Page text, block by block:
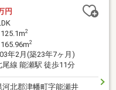
住宅とぜひ比較してご検
円
2
2
年2月(築23年7ヶ月)
尾線 能瀬駅 徒歩11分
河北郡津幡町字能瀬井